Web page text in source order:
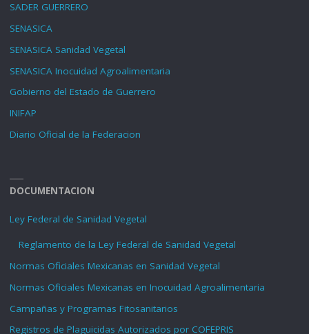
SADER GUERRERO
SENASICA
SENASICA Sanidad Vegetal
SENASICA Inocuidad Agroalimentaria
Gobierno del Estado de Guerrero
INIFAP
Diario Oficial de la Federacion
DOCUMENTACION
Ley Federal de Sanidad Vegetal
Reglamento de la Ley Federal de Sanidad Vegetal
Normas Oficiales Mexicanas en Sanidad Vegetal
Normas Oficiales Mexicanas en Inocuidad Agroalimentaria
Campañas y Programas Fitosanitarios
Registros de Plaguicidas Autorizados por COFEPRIS